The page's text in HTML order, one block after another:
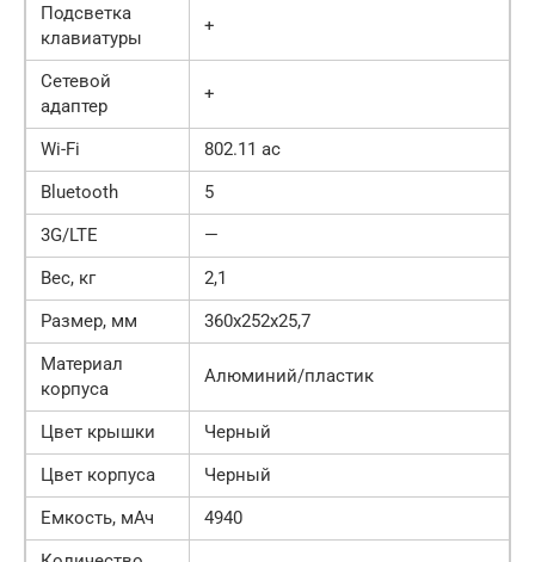
Подсветка
клавиатуры
+
Сетевой
адаптер
+
Wi-Fi
802.11 ac
Bluetooth
5
3G/LTE
—
Вес, кг
2,1
Размер, мм
360x252x25,7
Материал
корпуса
Алюминий/пластик
Цвет крышки
Черный
Цвет корпуса
Черный
Емкость, мАч
4940